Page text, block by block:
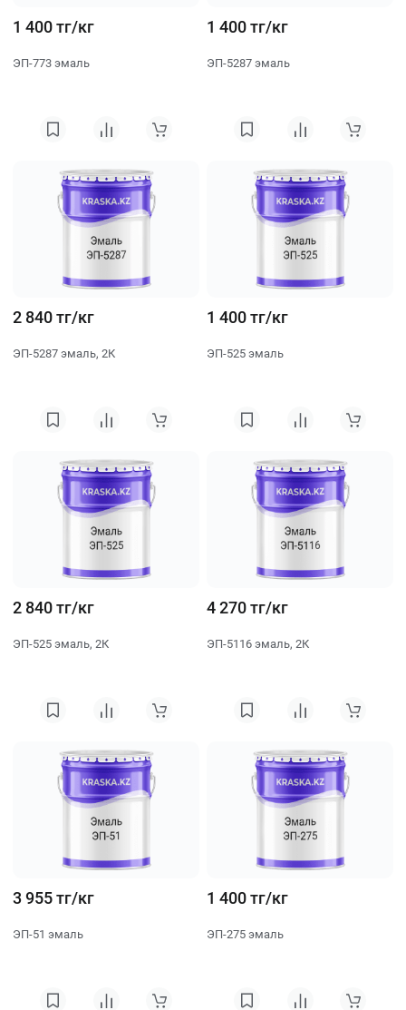
1 400 тг/кг
ЭП-773 эмаль
1 400 тг/кг
ЭП-5287 эмаль
2 840 тг/кг
ЭП-5287 эмаль, 2К
1 400 тг/кг
ЭП-525 эмаль
2 840 тг/кг
ЭП-525 эмаль, 2К
4 270 тг/кг
ЭП-5116 эмаль, 2К
3 955 тг/кг
ЭП-51 эмаль
1 400 тг/кг
ЭП-275 эмаль